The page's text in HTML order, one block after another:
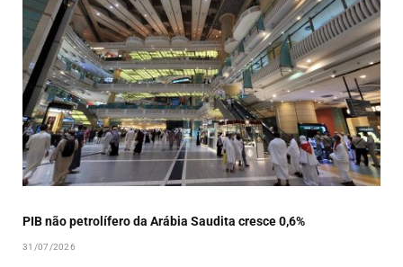
PIB não petrolífero da Arábia Saudita cresce 0,6%
31/07/2026